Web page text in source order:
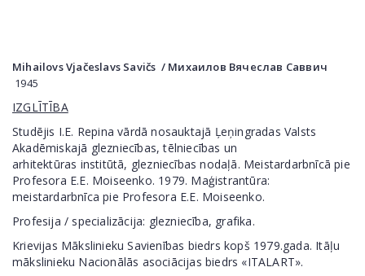
MihailovsVjačeslavs Savičs / Михаилов Вячеслав Саввич
1945
IZGLĪTĪBA
Studējis I.E. Repina vārdā nosauktajā Ļeņingradas Valsts
Akadēmiskajā glezniecības, tēlniecības un
arhitektūras institūtā, glezniecības nodaļā. Meistardarbnīcā pie
Profesora E.E. Moiseenko. 1979. Maģistrantūra:
meistardarbnīca pie Profesora E.E. Moiseenko.
Profesija / specializācija: glezniecība, grafika.
Krievijas Mākslinieku Savienības biedrs kopš 1979.gada. Itāļu
mākslinieku Nacionālās asociācijas biedrs «ITALART».